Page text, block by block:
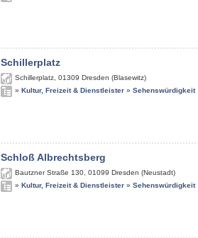
Schillerplatz
Schillerplatz 01309 Dresden (Blasewitz)
» Kultur, Freizeit & Dienstleister » Sehenswürdigkeit
Schloß Albrechtsberg
Bautzner Straße 130 01099 Dresden (Neustadt)
» Kultur, Freizeit & Dienstleister » Sehenswürdigkeit